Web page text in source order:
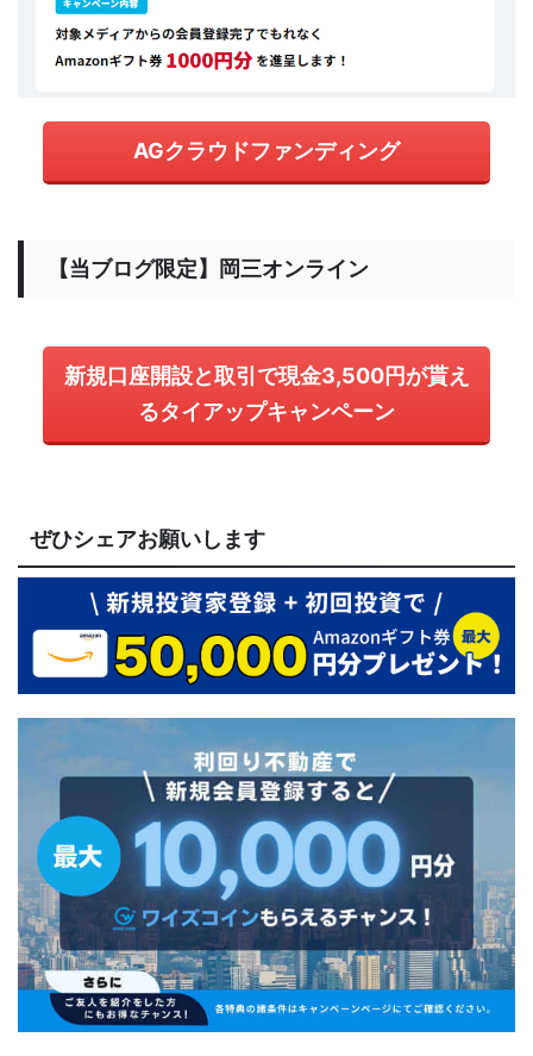
AGクラウドファンディング
【当ブログ限定】岡三オンライン
新規口座開設と取引で現金3,500円が貰え
るタイアップキャンペーン
ぜひシェアお願いします